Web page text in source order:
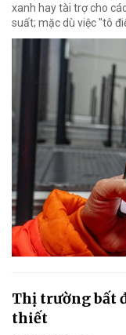
xanh hay tài trợ cho
suất; mặc dù việc "tô
Thị trường bất
thiết